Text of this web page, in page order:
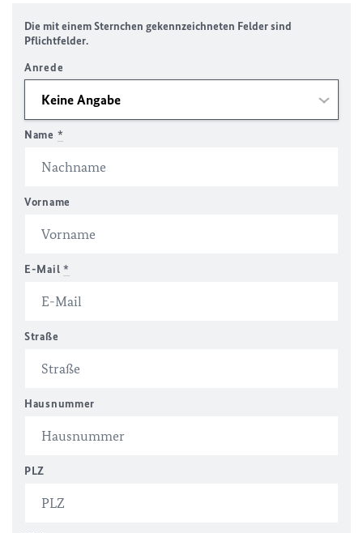
Die mit einem Sternchen gekennzeichneten Felder sind
Pflichtfelder.
Anrede
Name *
Vorname
E-Mail *
Straße
Hausnummer
PLZ